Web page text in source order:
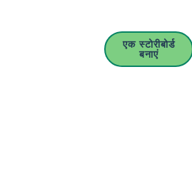
एक स्टोरीबोर्ड
बनाएं